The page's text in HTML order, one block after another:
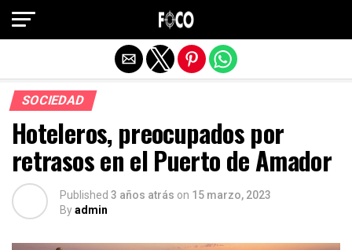
SOCIEDAD
Hoteleros, preocupados por
retrasos en el Puerto de Amador
Published 3 años atrás on 15 marzo, 2023
Byadmin
Salir de la versión móvil